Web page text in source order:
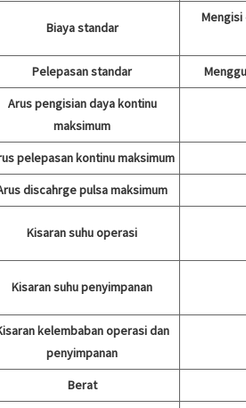
Biaya standar
Mengisi
Pelepasan standar
Arus pengisian daya kontinu
maksimum
pelepasan kontinu maksimum
discahrge pulsa maksimum
Kisaran suhu operasi
Kisaran suhu penyimpanan
kelembaban operasi dan
penyimpanan
Berat